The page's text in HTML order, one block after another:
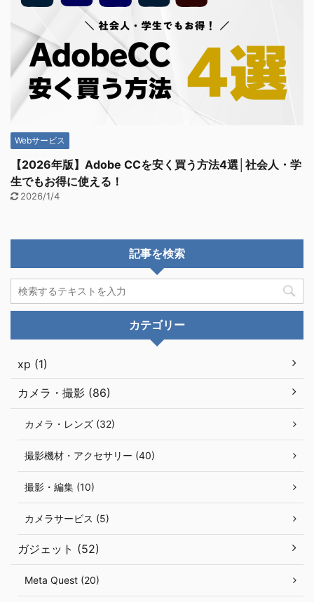
Webサービス
【2026年版】Adobe CCを安く買う方法4選│社会人・学
生でもお得に使える！
2026/1/4
記事を検索
カテゴリー
xp (1)
カメラ・撮影 (86)
カメラ・レンズ (32)
撮影機材・アクセサリー (40)
撮影・編集 (10)
カメラサービス (5)
ガジェット (52)
Meta Quest (20)